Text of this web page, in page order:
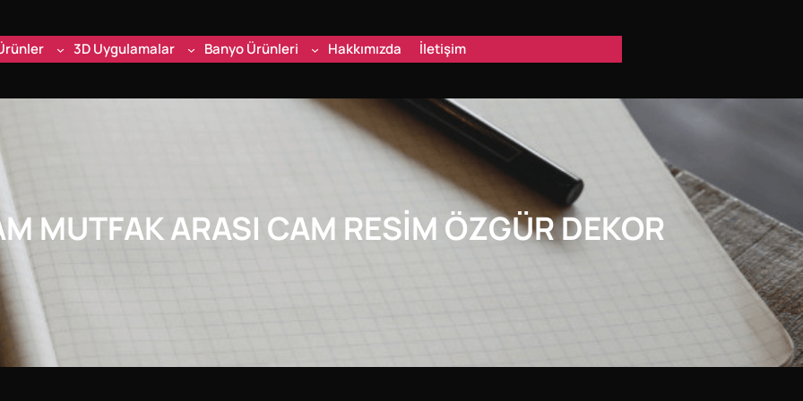
3D Uygulamalar Banyo Ürünleri Hakkımızda İletişim
MUTFAK ARASI CAM RESIM ÖZGÜR DEKOR